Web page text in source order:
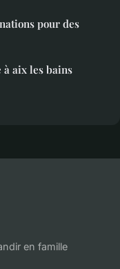
pour des
aix les bains
en famille